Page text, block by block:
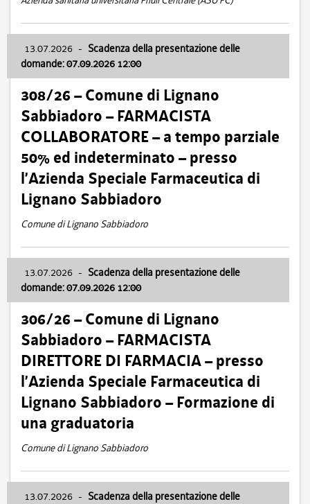
13.07.2026 - Scadenza della presentazione delle
domande: 07.09.2026 12:00
308/26 – Comune di Lignano
Sabbiadoro – FARMACISTA
COLLABORATORE – a tempo parziale
50% ed indeterminato – presso
l’Azienda Speciale Farmaceutica di
Lignano Sabbiadoro
Comune di Lignano Sabbiadoro
13.07.2026 - Scadenza della presentazione delle
domande: 07.09.2026 12:00
306/26 – Comune di Lignano
Sabbiadoro – FARMACISTA
DIRETTORE DI FARMACIA – presso
l’Azienda Speciale Farmaceutica di
Lignano Sabbiadoro – Formazione di
una graduatoria
Comune di Lignano Sabbiadoro
13.07.2026 - Scadenza della presentazione delle